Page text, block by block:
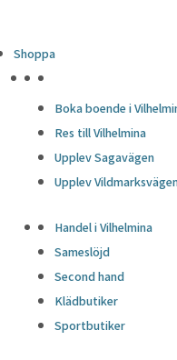
Shoppa
Boka boende i
Res till Vilhelmina
Upplev Sagavägen
Upplev
Handel i Vilhelmina
Sameslöjd
Second hand
Klädbutiker
Sportbutiker